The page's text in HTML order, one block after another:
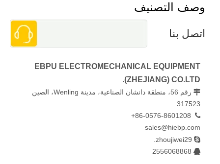
وصف التصنيف
اتصل بنا
EBPU ELECTROMECHANICAL EQUIPMENT
(ZHEJIANG) CO.LTD.

رقم 56، منطقة دانشان الصناعية، مدينة Wenling، الصين
317523

86-0576-8601208+
sales@hiebp.com

zhoujiwei29.

2556068868